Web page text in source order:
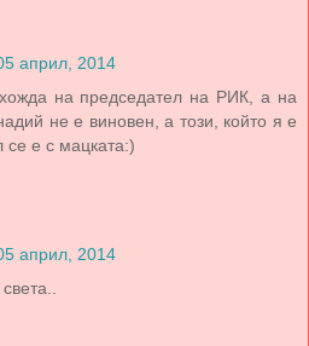
април, 2014
на председател на РИК, а на
не е виновен, а този, който я е
се е с мацката:)
април, 2014